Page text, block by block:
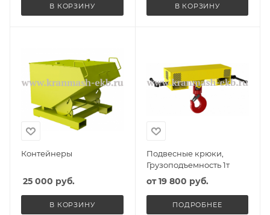
В КОРЗИНУ В КОРЗИНУ
Контейнеры
25 000 руб.
В КОРЗИНУ
Подвесные крюки,
Грузоподъемность 1т
от19 800 руб.
ПОДРОБНЕЕ